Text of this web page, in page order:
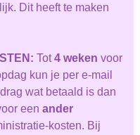
Dit heeft te maken
: Tot4 weken voor
kun je per e-mail
wat betaald is dan
een ander
kosten. Bij